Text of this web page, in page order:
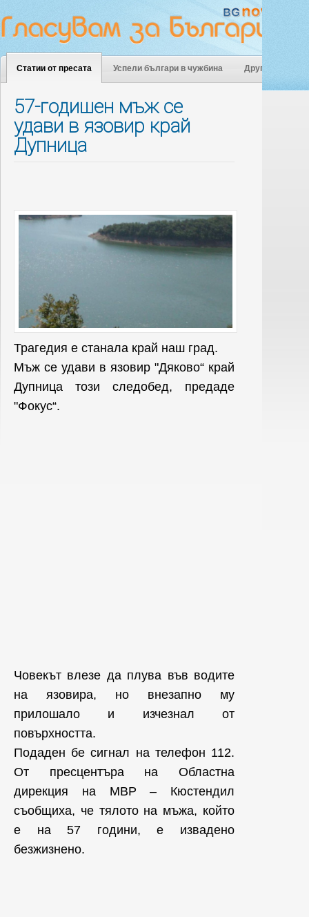
Статии от пресата Успели българи в чужбина Други
57-годишен мъж се
удави в язовир край
Дупница
Трагедия е станала край наш град.
Мъж се удави в язовир "Дяково“ край
Дупница този следобед, предаде
"Фокус“.
Човекът влезе да плува във водите
на язовира, но внезапно му
прилошало и изчезнал от
повърхността.
Подаден бе сигнал на телефон 112.
От пресцентъра на Областна
дирекция на МВР – Кюстендил
съобщиха, че тялото на мъжа, който
е на 57 години, е извадено
безжизнено.